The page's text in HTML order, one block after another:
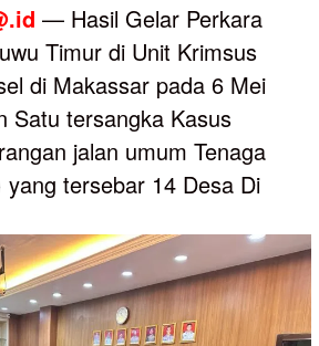
— Hasil Gelar Perkara
Timur di Unit Krimsus
di Makassar pada 6 Mei
Satu tersangka Kasus
jalan umum Tenaga
yang tersebar 14 Desa Di